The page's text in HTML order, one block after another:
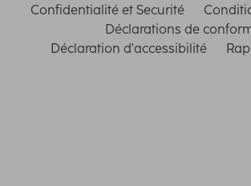
Confidentialité et Securité
Déclarations de
Déclaration d'accessibilité